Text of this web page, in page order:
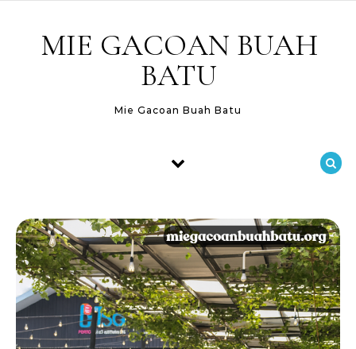
MIE GACOAN BUAH
BATU
Mie Gacoan Buah Batu